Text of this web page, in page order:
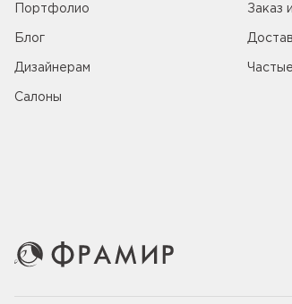
Портфолио
Блог
Дизайнерам
Салоны
Заказ